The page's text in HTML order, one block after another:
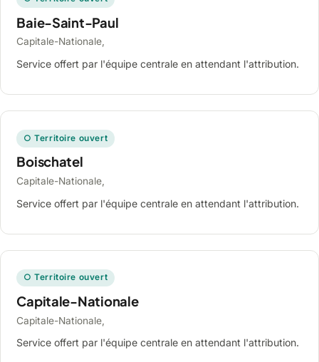
Baie-Saint-Paul
Capitale-Nationale,
Service offert par l'équipe centrale en attendant l'attribution.
○ Territoire ouvert
Boischatel
Capitale-Nationale,
Service offert par l'équipe centrale en attendant l'attribution.
○ Territoire ouvert
Capitale-Nationale
Capitale-Nationale,
Service offert par l'équipe centrale en attendant l'attribution.